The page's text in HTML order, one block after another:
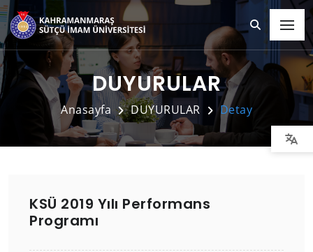
DUYURULAR
Anasayfa DUYURULAR Detay
KSÜ 2019 Yılı Performans
Programı